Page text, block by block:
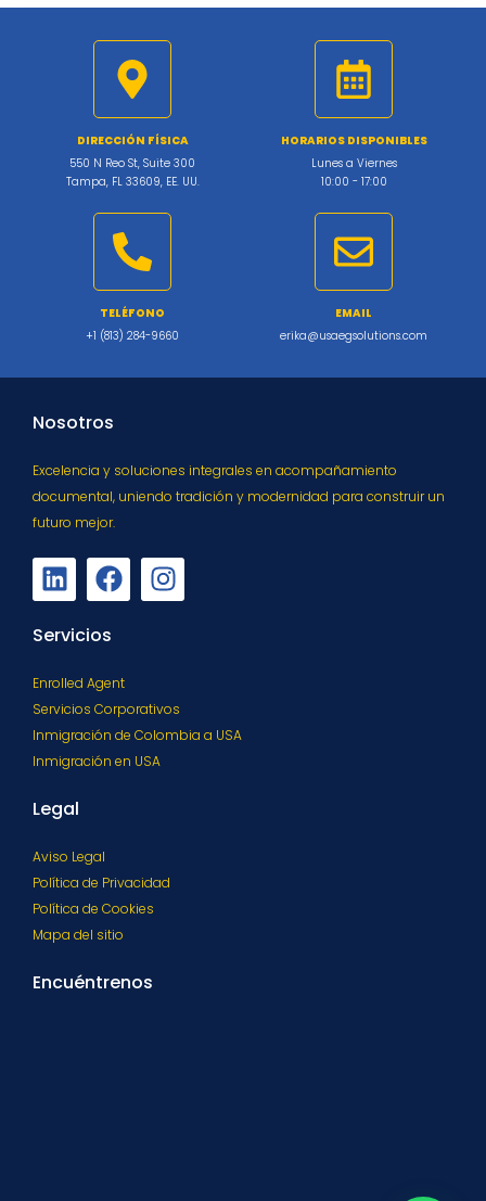
DIRECCIÓN FÍSICA
550 N Reo St, Suite 300
Tampa, FL 33609, EE. UU.
HORARIOS DISPONIBLES
Lunes a Viernes
10:00 - 17:00
TELÉFONO
+1 (813) 284-9660
EMAIL
erika@usaegsolutions.com
Nosotros
Excelencia y soluciones integrales en acompañamiento
documental, uniendo tradición y modernidad para construir un
futuro mejor.
Servicios
Enrolled Agent
Servicios Corporativos
Inmigración de Colombia a USA
Inmigración en USA
Legal
Aviso Legal
Política de Privacidad
Política de Cookies
Mapa del sitio
Encuéntrenos